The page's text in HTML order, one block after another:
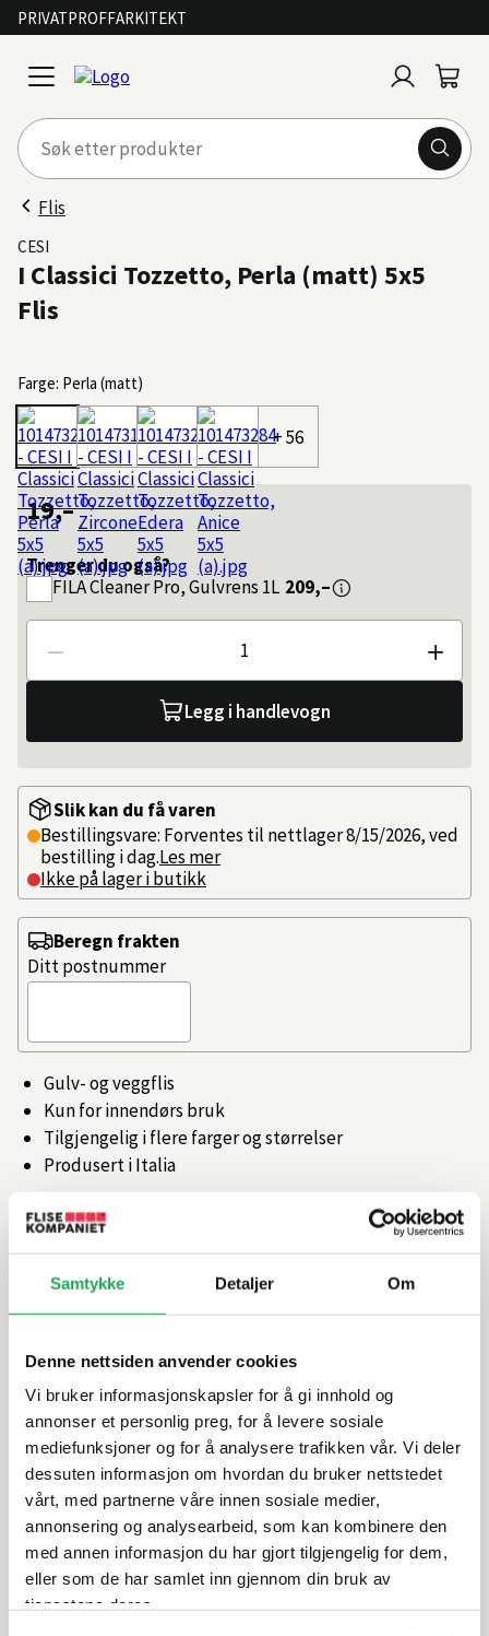
Samtykke Detaljer Om
Denne nettsiden anvender cookies
Vi bruker informasjonskapsler for å gi innhold og
annonser et personlig preg, for å levere sosiale
mediefunksjoner og for å analysere trafikken vår. Vi deler
dessuten informasjon om hvordan du bruker nettstedet
vårt, med partnerne våre innen sosiale medier,
annonsering og analysearbeid, som kan kombinere den
med annen informasjon du har gjort tilgjengelig for dem,
eller som de har samlet inn gjennom din bruk av
tjenestene deres.
PRIVATPROFFARKITEKT
open
menu
inn
Flis
CESI
I Classici Tozzetto, Perla (matt) 5x5
Flis
Farge: Perla (matt)
+ 56
19,–
Trenger du også?
FILACleaner Pro, Gulvrens 1L 209,–
Antall
Legg i handlevogn
Slik kan du få varen
Bestillingsvare: Forventes til nettlager 8/15/2026, ved
bestilling i dag.Les mer
Ikke på lager i butikk
Gulv- og veggflis
Kun for innendørs bruk
Tilgjengelig i flere farger og størrelser
Produsert i Italia
Artikkelnr.101473268
Beregn frakten
Ditt postnummer
Produktinformasjon
Spesifikasjoner
Rengjøring og vedlikehold
Leveringsinformasjon
Dokumentasjon